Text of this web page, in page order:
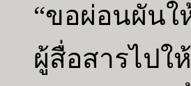
“ขอผ่อนผันใ
ผู้สื่อสารไป